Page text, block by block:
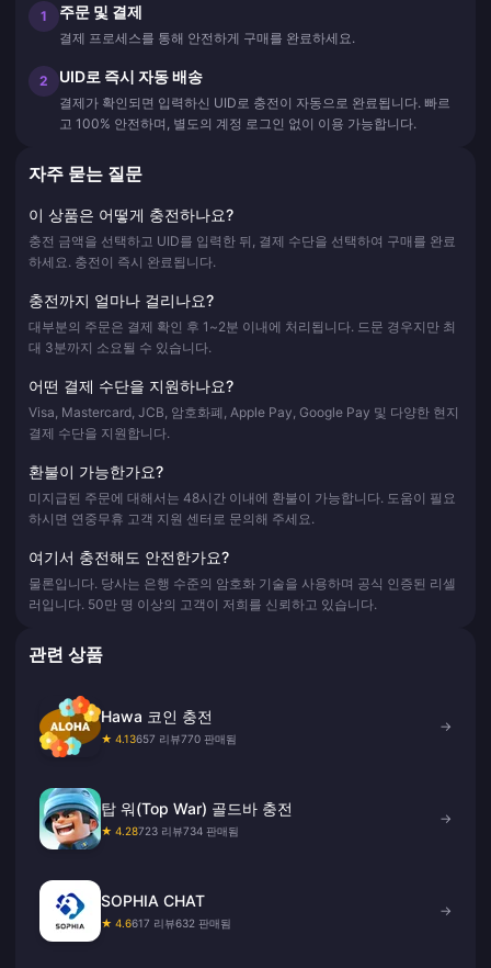
1 주문 및 결제
결제 프로세스를 통해 안전하게 구매를 완료하세요.
2 UID로 즉시 자동 배송
결제가 확인되면 입력하신 UID로 충전이 자동으로 완료됩니다. 빠르
고 100% 안전하며, 별도의 계정 로그인 없이 이용 가능합니다.
자주 묻는 질문
이 상품은 어떻게 충전하나요?
충전 금액을 선택하고 UID를 입력한 뒤, 결제 수단을 선택하여 구매를 완료
하세요. 충전이 즉시 완료됩니다.
충전까지 얼마나 걸리나요?
대부분의 주문은 결제 확인 후 1~2분 이내에 처리됩니다. 드문 경우지만 최
대 3분까지 소요될 수 있습니다.
어떤 결제 수단을 지원하나요?
Visa, Mastercard, JCB, 암호화폐, Apple Pay, Google Pay 및 다양한 현지
결제 수단을 지원합니다.
환불이 가능한가요?
미지급된 주문에 대해서는 48시간 이내에 환불이 가능합니다. 도움이 필요
하시면 연중무휴 고객 지원 센터로 문의해 주세요.
여기서 충전해도 안전한가요?
물론입니다. 당사는 은행 수준의 암호화 기술을 사용하며 공식 인증된 리셀
러입니다. 50만 명 이상의 고객이 저희를 신뢰하고 있습니다.
관련 상품
Hawa 코인 충전
★ 4.13657 리뷰770 판매됨
→
탑 워(Top War) 골드바 충전
★ 4.28723 리뷰734 판매됨
→
SOPHIA CHAT
★ 4.6617 리뷰632 판매됨
→